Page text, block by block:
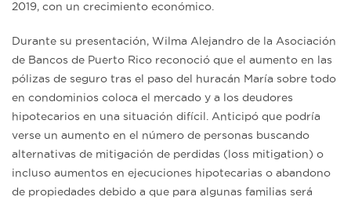
2019, con un crecimiento económico.
Durante su presentación, Wilma Alejandro de la Asociación
de Bancos de Puerto Rico reconoció que el aumento en las
pólizas de seguro tras el paso del huracán María sobre todo
en condominios coloca el mercado y a los deudores
hipotecarios en una situación difícil. Anticipó que podría
verse un aumento en el número de personas buscando
alternativas de mitigación de perdidas (loss mitigation) o
incluso aumentos en ejecuciones hipotecarias o abandono
de propiedades debido a que para algunas familias será